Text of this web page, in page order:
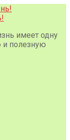
имеет одну
и полезную